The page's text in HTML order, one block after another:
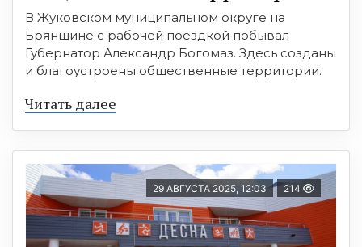
В Жуковском муниципальном округе на
Брянщине с рабочей поездкой побывал
Губернатор Александр Богомаз. Здесь созданы
и благоустроены общественные территории.
Читать далее
29 АВГУСТА 2025, 12:03 214